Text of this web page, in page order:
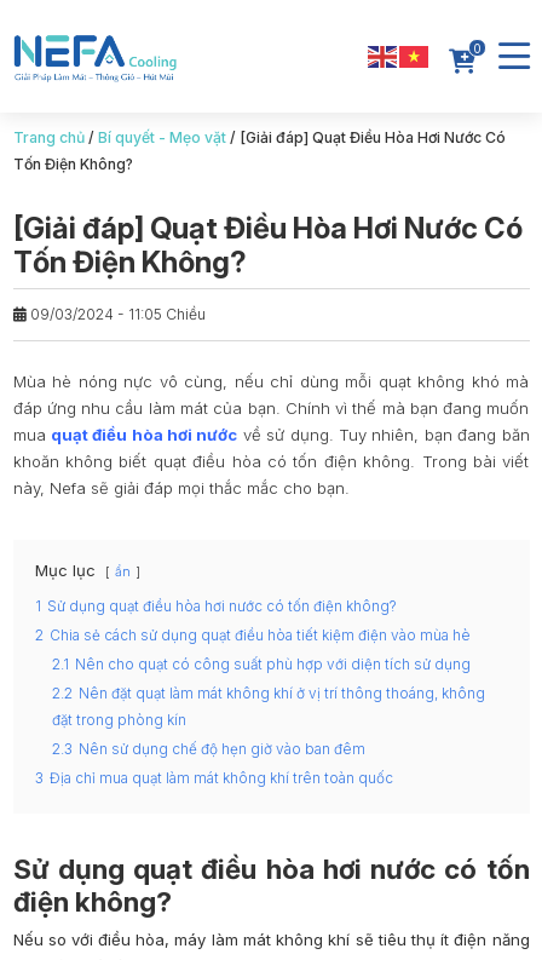
0
Trang chủ/ Bí quyết - Mẹo vặt/ [Giải đáp] Quạt Điều Hòa Hơi Nước Có
Tốn Điện Không?
[Giải đáp] Quạt Điều Hòa Hơi Nước Có
Tốn Điện Không?
09/03/2024 - 11:05 Chiều
Mùa hè nóng nực vô cùng, nếu chỉ dùng mỗi quạt không khó mà
đáp ứng nhu cầu làm mát của bạn. Chính vì thế mà bạn đang muốn
mua quạt điều hòa hơi nước về sử dụng. Tuy nhiên, bạn đang băn
khoăn không biết quạt điều hòa có tốn điện không. Trong bài viết
này, Nefa sẽ giải đáp mọi thắc mắc cho bạn.
Mục lục ẩn
1 Sử dụng quạt điều hòa hơi nước có tốn điện không?
2 Chia sẻ cách sử dụng quạt điều hòa tiết kiệm điện vào mùa hè
2.1 Nên cho quạt có công suất phù hợp với diện tích sử dụng
2.2 Nên đặt quạt làm mát không khí ở vị trí thông thoáng, không
đặt trong phòng kín
2.3 Nên sử dụng chế độ hẹn giờ vào ban đêm
3 Địa chỉ mua quạt làm mát không khí trên toàn quốc
Sử dụng quạt điều hòa hơi nước có tốn
điện không?
Nếu so với điều hòa, máy làm mát không khí sẽ tiêu thụ ít điện năng